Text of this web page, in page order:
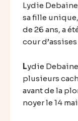
Lydie
sa fille
de 26 ans, a
cour
Lydie
plusieurs
avant de la
noyer le 14